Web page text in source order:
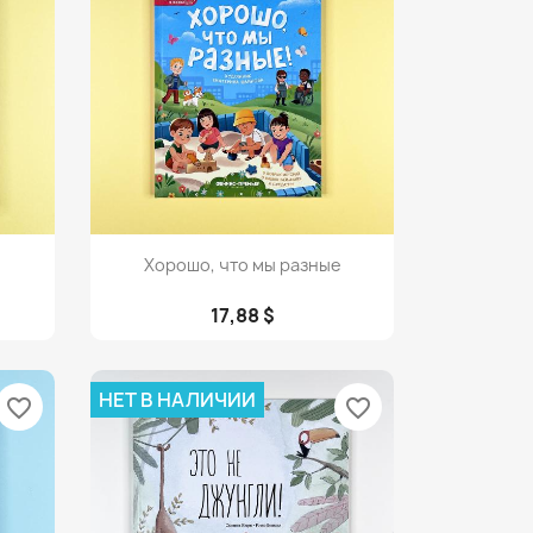
Просмотр
Хорошо, что мы разные
17,88 $
favorite_border НЕТ В НАЛИЧИИ favorite_border